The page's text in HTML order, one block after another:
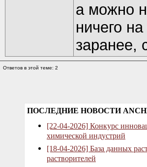
а можно
ничего
заранее,
Ответов в этой теме: 2
ПОСЛЕДНИЕ НОВОСТИ
[22-04-2026] Конкурс
химической индустрий
[18-04-2026] База данных
растворителей